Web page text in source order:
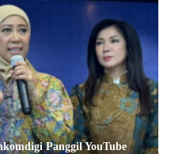
Panggil YouTube